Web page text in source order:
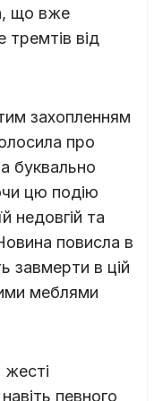
що вже
тремтів від
захопленням
про
буквально
цю подію
недовгій та
повисла в
завмерти в цій
меблями
певного